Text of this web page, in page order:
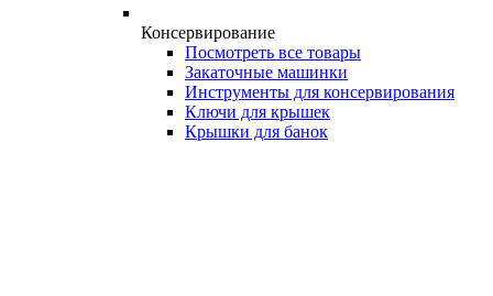
Консервирование
Посмотреть все товары
Закаточные машинки
Инструменты для консервирования
Ключи для крышек
Крышки для банок